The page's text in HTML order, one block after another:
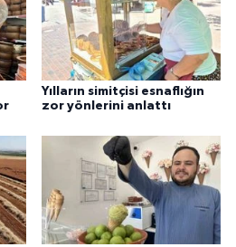
Yılların simitçisi esnaflığın
zor yönlerini anlattı